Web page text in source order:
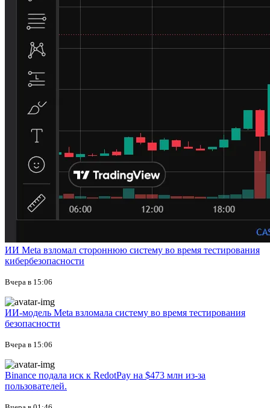
ИИ Meta взломал стороннюю систему во время тестирования
кибербезопасности
Вчера в 15:06
ИИ-модель Meta взломала систему во время тестирования
безопасности
Вчера в 15:06
Binance подала иск к RedotPay на $473 млн из-за
пользователей.